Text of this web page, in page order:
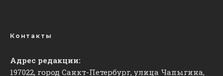
Контакты
Адрес редакции:
197022, город Санкт-Петербург, улица Чапыгина,